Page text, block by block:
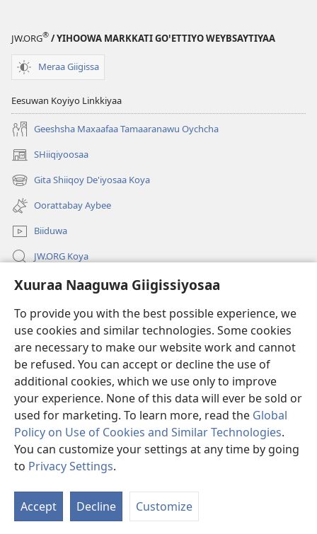
Xuuraa Naaguwa Giigissiyosaa
To provide you with the best possible experience, we
use cookies and similar technologies. Some cookies
are necessary to make our website work and cannot
be refused. You can accept or decline the use of
additional cookies, which we use only to improve
your experience. None of this data will ever be sold or
used for marketing. To learn more, read the Global
Policy on Use of Cookies and Similar Technologies.
You can customize your settings at any time by going
to Privacy Settings.
Accept Decline Customize
JW.ORG® / YIHOOWA MARKKATI GOꞌETTIYO WEYBSAYTIYAA
Meraa Giigissa
Eesuwan Koyiyo Linkkiyaa
Geeshsha Maxaafaa Tamaaranawu Oychcha
SHiiqiyoosaa
(opens
new
window)
Gita Shiiqoy De'iyosaa Koya
(opens
new
window)
Oorattabay Aybee
Biiduwa
JW.ORG Koya
Kawotettaa Sunttatussi Giigida Qonccissuwa
Miishshaa Immiyogaa
(opens
new
window)Wachtawur ONLAYN LAYBREERIYAA
(opens
new
window)JW Hub ®
(opens
new
window)
Copyright© 2026 Watch Tower Bible and Tract Society of Pennsylvania.
WOGAA |XUURAA